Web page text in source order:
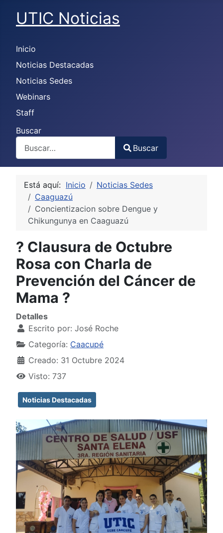
UTIC Noticias
Inicio
Noticias Destacadas
Noticias Sedes
Webinars
Staff
Buscar
Type 2 or more characters for results.
Buscar
Está aquí: Inicio
Noticias Sedes
Caaguazú
Concientizacion sobre Dengue y
Chikungunya en Caaguazú
? Clausura de Octubre
Rosa con Charla de
Prevención del Cáncer de
Mama ?
Detalles
Escrito por: José Roche
Categoría: Caacupé
Creado: 31 Octubre 2024
Visto: 737
Noticias Destacadas